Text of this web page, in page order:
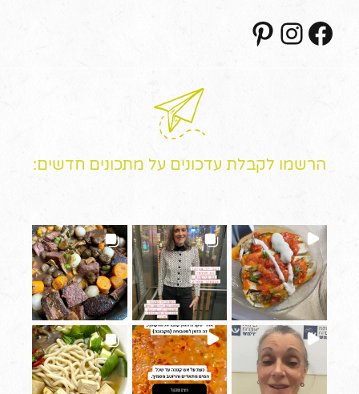
Facebook
Instagram
הרשמו לקבלת עדכונים על מתכונים חדשים: